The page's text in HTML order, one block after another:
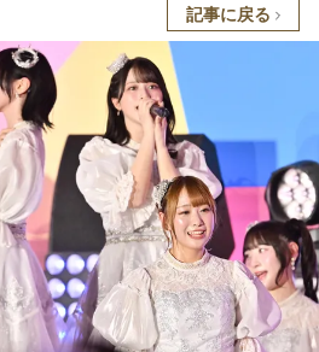
記事に戻る